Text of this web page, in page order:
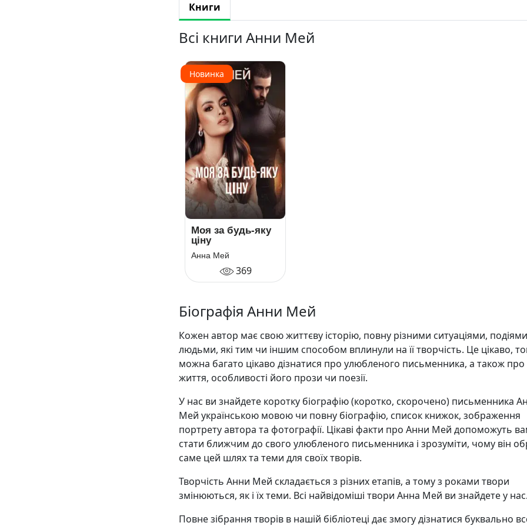
Книги
Всі книги Анни Мей
Новинка
Моя за будь-яку
ціну
Анна Мей
369
Біографія Анни Мей
Кожен автор має свою життєву історію, повну різними ситуаціями,
людьми, які тим чи іншим способом вплинули на її творчість. Це цікаво,
можна багато цікаво дізнатися про улюбленого письменника, а також про
життя, особливості його прози чи поезії.
У нас ви знайдете коротку біографію (коротко, скорочено) письменника
Мей українською мовою чи повну біографію, список книжок, зображення
портрету автора та фотографії. Цікаві факти про Анни Мей допоможуть
стати ближчим до свого улюбленого письменника і зрозуміти, чому він
саме цей шлях та теми для своїх творів.
Творчість Анни Мей складається з різних етапів, а тому з роками твори
змінюються, як і їх теми. Всі найвідоміші твори Анна Мей ви знайдете у нас.
Повне зібрання творів в нашій бібліотеці дає змогу дізнатися буквально